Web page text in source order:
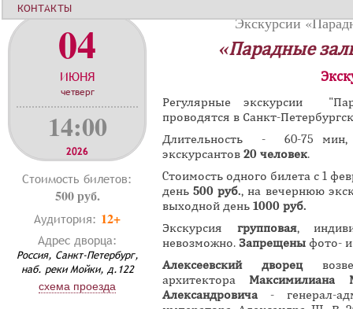
04
ИЮНЯ
четверг
14:00
2026
Стоимость билетов:
500 руб.
Аудитория: 12+
Адрес дворца:
Россия, Санкт-Петербург,
наб. реки Мойки, д.122
схема проезда
Экскурсии
«Парадные
Регулярные экскурсии
проводятся в Санкт-
Длительность - 60-75 мин,
экскурсантов 20 человек.
Cтоимость одного билета с 1
день500 руб., на вечернюю
выходной день 1000 руб.
Экскурсия групповая,
невозможно. Запрещены фото-
Алексеевский дворец
архитектора Максимилиана
Александровича - генерал-
КОНТАКТЫ